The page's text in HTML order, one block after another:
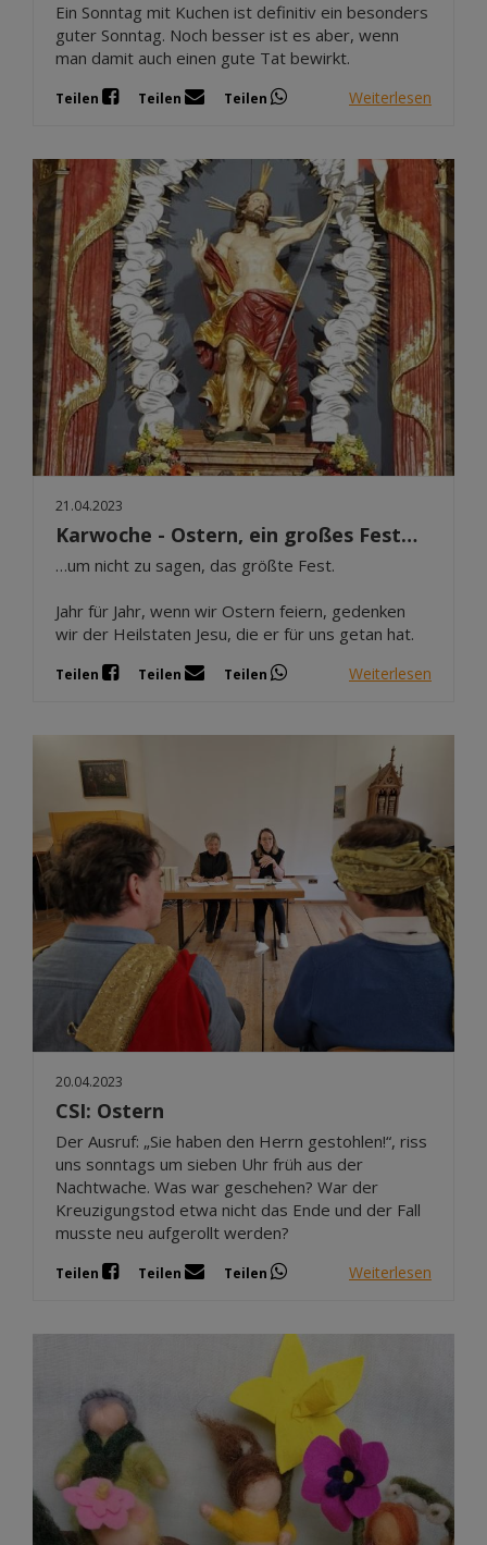
Ein Sonntag mit Kuchen ist definitiv ein besonders
guter Sonntag. Noch besser ist es aber, wenn
man damit auch einen gute Tat bewirkt.
Teilen Teilen Teilen Weiterlesen
21.04.2023
Karwoche - Ostern, ein großes Fest…
…um nicht zu sagen, das größte Fest.
Jahr für Jahr, wenn wir Ostern feiern, gedenken
wir der Heilstaten Jesu, die er für uns getan hat.
Teilen Teilen Teilen Weiterlesen
20.04.2023
CSI: Ostern
Der Ausruf: „Sie haben den Herrn gestohlen!“, riss
uns sonntags um sieben Uhr früh aus der
Nachtwache. Was war geschehen? War der
Kreuzigungstod etwa nicht das Ende und der Fall
musste neu aufgerollt werden?
Teilen Teilen Teilen Weiterlesen